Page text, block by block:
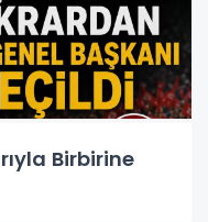
Birbirine